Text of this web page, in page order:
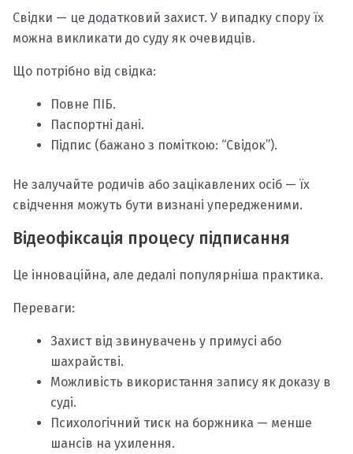
Свідки — це додатковий захист. У випадку спору їх
можна викликати до суду як очевидців.
Що потрібно від свідка:
Повне ПІБ.
Паспортні дані.
Підпис (бажано з поміткою: “Свідок”).
Не залучайте родичів або зацікавлених осіб — їх
свідчення можуть бути визнані упередженими.
Відеофіксація процесу підписання
Це інноваційна, але дедалі популярніша практика.
Переваги:
Захист від звинувачень у примусі або
шахрайстві.
Можливість використання запису як доказу в
суді.
Психологічний тиск на боржника — менше
шансів на ухилення.